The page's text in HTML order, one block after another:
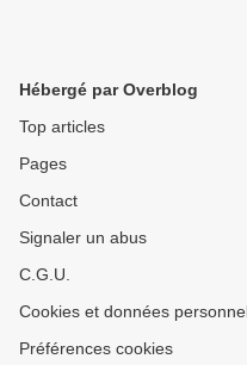
Hébergé par Overblog
Top articles
Pages
Contact
Signaler un abus
C.G.U.
Cookies et données
Préférences cookies